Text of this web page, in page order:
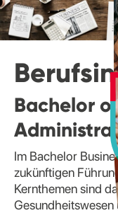
Bachelor
Im Bachelor
zukünftigen
Kernthemen sind
Gesundheitswesen